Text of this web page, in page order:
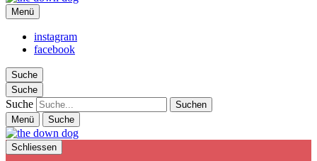
the down dog
Christina Ilchman
Menü
instagram
facebook
Suche
Suche
Suche
Menü Suche
Schliessen